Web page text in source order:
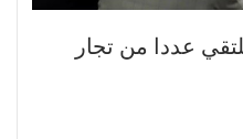
عددا من تجار